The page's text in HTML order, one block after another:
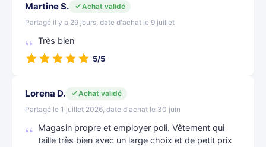
Martine S.
Achat validé
Partagé il y a 29 jours, date d'achat le 9 juillet
Très bien
5/5
Lorena D.
Achat validé
Partagé le 1 juillet 2026, date d'achat le 30 juin
Magasin propre et employer poli. Vêtement qui
taille très bien avec un large choix et de petit prix